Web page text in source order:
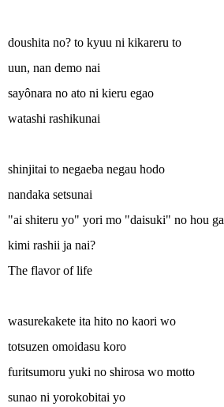
doushita no? to kyuu ni kikareru to
uun, nan demo nai
sayônara no ato ni kieru egao
watashi rashikunai
shinjitai to negaeba negau hodo
nandaka setsunai
"ai shiteru yo" yori mo "daisuki" no hou ga
kimi rashii ja nai?
The flavor of life
wasurekakete ita hito no kaori wo
totsuzen omoidasu koro
furitsumoru yuki no shirosa wo motto
sunao ni yorokobitai yo